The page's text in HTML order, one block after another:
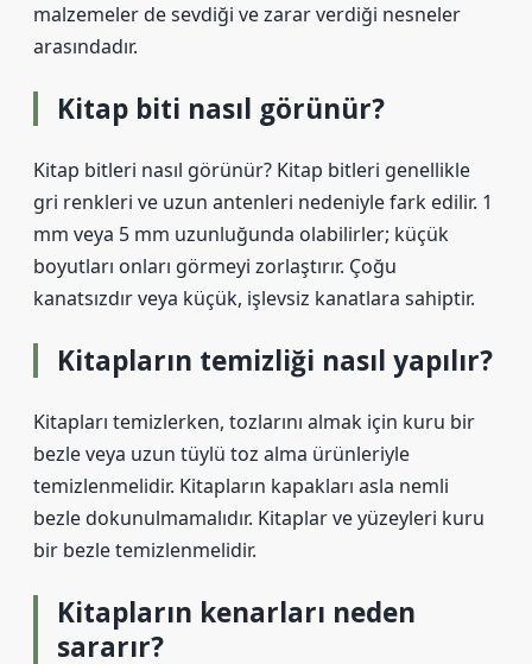
malzemeler de sevdiği ve zarar verdiği nesneler
arasındadır.
Kitap biti nasıl görünür?
Kitap bitleri nasıl görünür? Kitap bitleri genellikle
gri renkleri ve uzun antenleri nedeniyle fark edilir. 1
mm veya 5 mm uzunluğunda olabilirler; küçük
boyutları onları görmeyi zorlaştırır. Çoğu
kanatsızdır veya küçük, işlevsiz kanatlara sahiptir.
Kitapların temizliği nasıl yapılır?
Kitapları temizlerken, tozlarını almak için kuru bir
bezle veya uzun tüylü toz alma ürünleriyle
temizlenmelidir. Kitapların kapakları asla nemli
bezle dokunulmamalıdır. Kitaplar ve yüzeyleri kuru
bir bezle temizlenmelidir.
Kitapların kenarları neden
sararır?